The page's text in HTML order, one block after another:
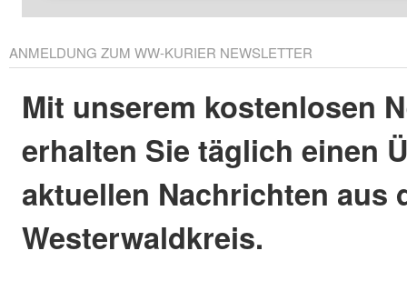
ANMELDUNG ZUM WW-KURIER NEWSLETTER
Mit unserem kostenlosen
erhalten Sie täglich einen
aktuellen Nachrichten aus
Westerwaldkreis.